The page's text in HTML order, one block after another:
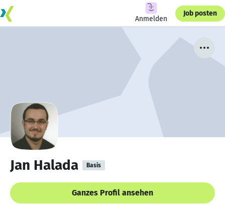
Anmelden
Job posten
Jan Halada Basis
Ganzes Profil ansehen